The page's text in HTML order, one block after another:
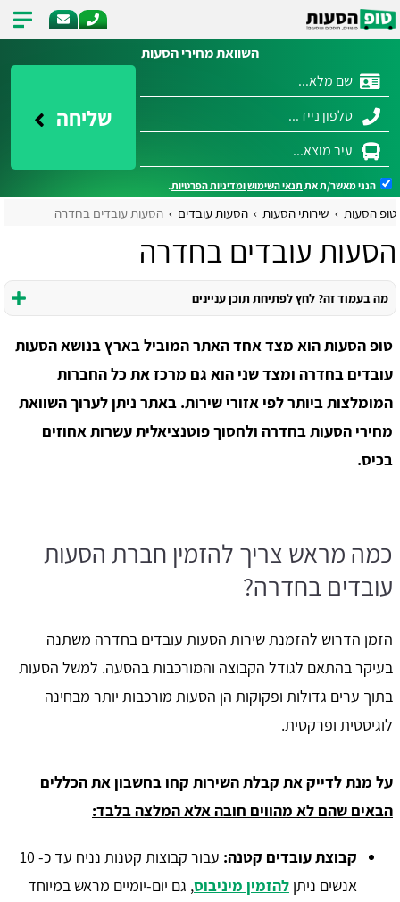
השוואת מחירי הסעות
שליחה
הנני מאשר/ת את תנאי השימושומדיניות הפרטיות.
טופ הסעות שירותי הסעות הסעות עובדים הסעות עובדים בחדרה
הסעות עובדים בחדרה
מה בעמוד זה? לחץ לפתיחת תוכן עניינים
טופ הסעות הוא מצד אחד האתר המוביל בארץ בנושא הסעות
עובדים בחדרה ומצד שני הוא גם מרכז את כל החברות
המומלצות ביותר לפי אזורי שירות. באתר ניתן לערוך השוואת
מחירי הסעות בחדרה ולחסוך פוטנציאלית עשרות אחוזים
בכיס.
כמה מראש צריך להזמין חברת הסעות
עובדים בחדרה?
הזמן הדרוש להזמנת שירות הסעות עובדים בחדרה משתנה
בעיקר בהתאם לגודל הקבוצה והמורכבות בהסעה. למשל הסעות
בתוך ערים גדולות ופקוקות הן הסעות מורכבות יותר מבחינה
לוגיסטית ופרקטית.
על מנת לדייק את קבלת השירות קחו בחשבון את הכללים
הבאים שהם לא מהווים חובה אלא המלצה בלבד:
קבוצת עובדים קטנה:
עבור קבוצות קטנות נניח עד כ- 10
אנשים ניתן להזמין מיניבוס, גם יום-יומיים מראש במיוחד